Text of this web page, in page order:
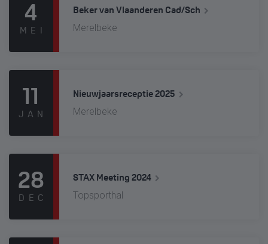
4
MEI
Beker van Vlaanderen Cad/Sch
Merelbeke
11
JAN
Nieuwjaarsreceptie 2025
Merelbeke
28
DEC
STAX Meeting 2024
Topsporthal